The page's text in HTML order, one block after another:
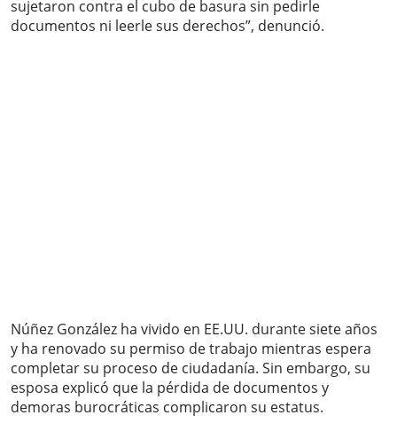
sujetaron contra el cubo de basura sin pedirle
documentos ni leerle sus derechos”, denunció.
Núñez González ha vivido en EE.UU. durante siete años
y ha renovado su permiso de trabajo mientras espera
completar su proceso de ciudadanía. Sin embargo, su
esposa explicó que la pérdida de documentos y
demoras burocráticas complicaron su estatus.